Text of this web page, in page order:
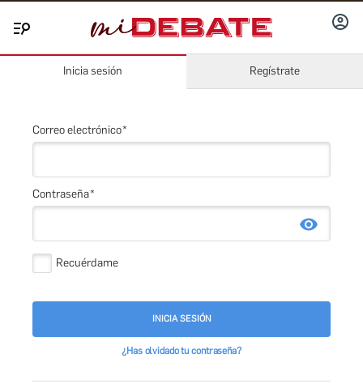
SESIÓN
Inicia sesión Regístrate
Correo electrónico
Contraseña
Recuérdame
INICIA SESIÓN
¿Has olvidado tu contraseña?